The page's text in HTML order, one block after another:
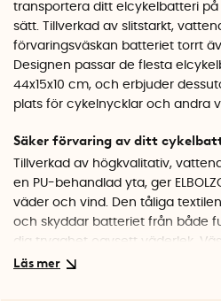
transportera ditt elcykelbatteri
sätt. Tillverkad av slitstarkt,
förvaringsväskan batteriet torrt
Designen passar de flesta
44x15x10 cm, och erbjuder
plats för cykelnycklar och andra
Säker förvaring av ditt
Tillverkad av högkvalitativ,
en PU-behandlad yta, ger
väder och vind. Den tåliga
och skyddar batteriet från både
dig trygghet oavsett väderlek.
elastiskt band som håller